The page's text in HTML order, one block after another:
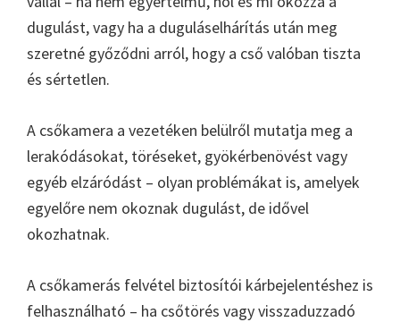
dugulást, vagy ha a duguláselhárítás után meg
szeretné győződni arról, hogy a cső valóban tiszta
és sértetlen.
A csőkamera a vezetéken belülről mutatja meg a
lerakódásokat, töréseket, gyökérbenövést vagy
egyéb elzáródást – olyan problémákat is, amelyek
egyelőre nem okoznak dugulást, de idővel
okozhatnak.
A csőkamerás felvétel biztosítói kárbejelentéshez is
felhasználható – ha csőtörés vagy visszaduzzadó